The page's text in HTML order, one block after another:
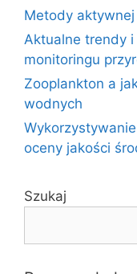
Metody
Aktualne trendy
monitoringu
Zooplankton a
wodnych
oceny jakości
Szukaj